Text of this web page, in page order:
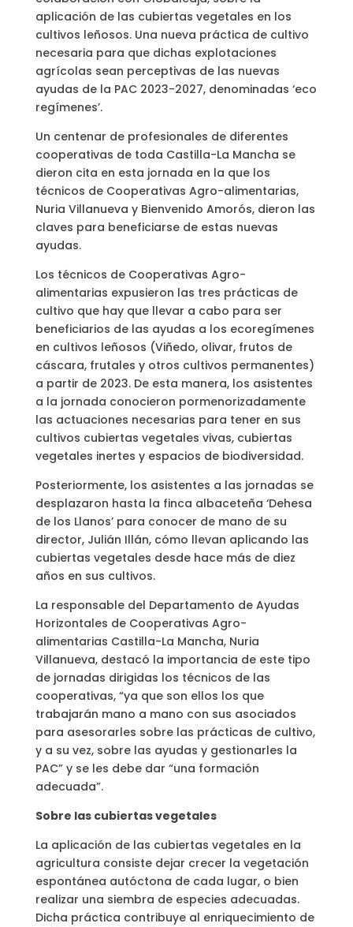
aplicación de las cubiertas vegetales en los
cultivos leñosos. Una nueva práctica de cultivo
necesaria para que dichas explotaciones
agrícolas sean perceptivas de las nuevas
ayudas de la PAC 2023-2027, denominadas ‘eco
regímenes’.
Un centenar de profesionales de diferentes
cooperativas de toda Castilla-La Mancha se
dieron cita en esta jornada en la que los
técnicos de Cooperativas Agro-alimentarias,
Nuria Villanueva y Bienvenido Amorós, dieron las
claves para beneficiarse de estas nuevas
ayudas.
Los técnicos de Cooperativas Agro-
alimentarias expusieron las tres prácticas de
cultivo que hay que llevar a cabo para ser
beneficiarios de las ayudas a los ecoregímenes
en cultivos leñosos (Viñedo, olivar, frutos de
cáscara, frutales y otros cultivos permanentes)
a partir de 2023. De esta manera, los asistentes
a la jornada conocieron pormenorizadamente
las actuaciones necesarias para tener en sus
cultivos cubiertas vegetales vivas, cubiertas
vegetales inertes y espacios de biodiversidad.
Posteriormente, los asistentes a las jornadas se
desplazaron hasta la finca albaceteña ‘Dehesa
de los Llanos’ para conocer de mano de su
director, Julián Illán, cómo llevan aplicando las
cubiertas vegetales desde hace más de diez
años en sus cultivos.
La responsable del Departamento de Ayudas
Horizontales de Cooperativas Agro-
alimentarias Castilla-La Mancha, Nuria
Villanueva, destacó la importancia de este tipo
de jornadas dirigidas los técnicos de las
cooperativas, “ya que son ellos los que
trabajarán mano a mano con sus asociados
para asesorarles sobre las prácticas de cultivo,
y a su vez, sobre las ayudas y gestionarles la
PAC” y se les debe dar “una formación
adecuada”.
Sobre las cubiertas vegetales
La aplicación de las cubiertas vegetales en la
agricultura consiste dejar crecer la vegetación
espontánea autóctona de cada lugar, o bien
realizar una siembra de especies adecuadas.
Dicha práctica contribuye al enriquecimiento de